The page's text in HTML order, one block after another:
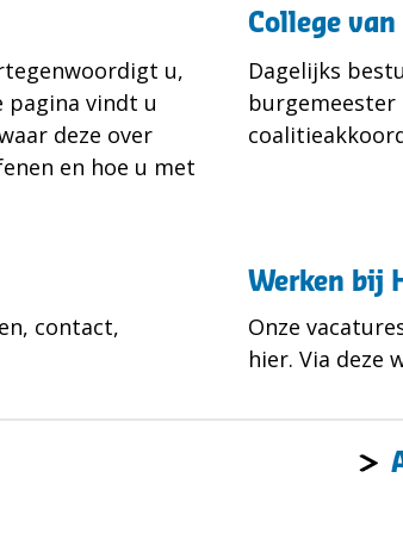
u,
pagina vindt u
deze over
en hoe u met
College
Dagelijks
burgemeester
contact,
Werken bij
Onze
hier. Via deze